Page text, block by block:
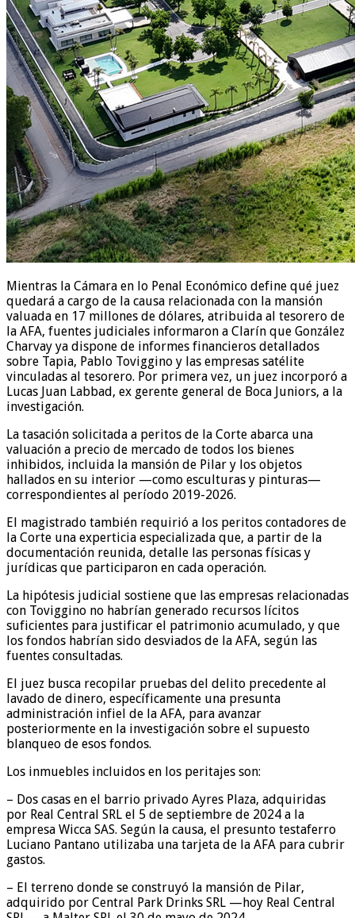
Mientras la Cámara en lo Penal Económico define qué juez
quedará a cargo de la causa relacionada con la mansión
valuada en 17 millones de dólares, atribuida al tesorero de
la AFA, fuentes judiciales informaron a Clarín que González
Charvay ya dispone de informes financieros detallados
sobre Tapia, Pablo Toviggino y las empresas satélite
vinculadas al tesorero. Por primera vez, un juez incorporó a
Lucas Juan Labbad, ex gerente general de Boca Juniors, a la
investigación.
La tasación solicitada a peritos de la Corte abarca una
valuación a precio de mercado de todos los bienes
inhibidos, incluida la mansión de Pilar y los objetos
hallados en su interior —como esculturas y pinturas—
correspondientes al período 2019-2026.
El magistrado también requirió a los peritos contadores de
la Corte una experticia especializada que, a partir de la
documentación reunida, detalle las personas físicas y
jurídicas que participaron en cada operación.
La hipótesis judicial sostiene que las empresas relacionadas
con Toviggino no habrían generado recursos lícitos
suficientes para justificar el patrimonio acumulado, y que
los fondos habrían sido desviados de la AFA, según las
fuentes consultadas.
El juez busca recopilar pruebas del delito precedente al
lavado de dinero, específicamente una presunta
administración infiel de la AFA, para avanzar
posteriormente en la investigación sobre el supuesto
blanqueo de esos fondos.
Los inmuebles incluidos en los peritajes son:
– Dos casas en el barrio privado Ayres Plaza, adquiridas
por Real Central SRL el 5 de septiembre de 2024 a la
empresa Wicca SAS. Según la causa, el presunto testaferro
Luciano Pantano utilizaba una tarjeta de la AFA para cubrir
gastos.
– El terreno donde se construyó la mansión de Pilar,
adquirido por Central Park Drinks SRL —hoy Real Central